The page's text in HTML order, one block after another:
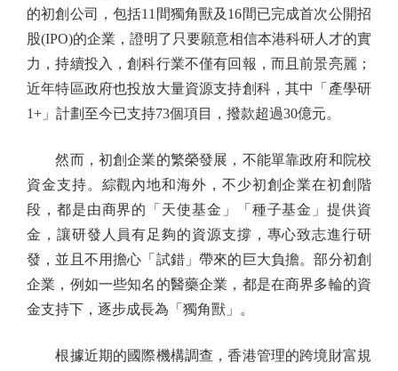
的初創公司，包括11間獨角獸及16間已完成首次公開招
股(IPO)的企業，證明了只要願意相信本港科研人才的實
力，持續投入，創科行業不僅有回報，而且前景亮麗；
近年特區政府也投放大量資源支持創科，其中「產學研
1+」計劃至今已支持73個項目，撥款超過30億元。
然而，初創企業的繁榮發展，不能單靠政府和院校
資金支持。綜觀內地和海外，不少初創企業在初創階
段，都是由商界的「天使基金」「種子基金」提供資
金，讓研發人員有足夠的資源支撐，專心致志進行研
發，並且不用擔心「試錯」帶來的巨大負擔。部分初創
企業，例如一些知名的醫藥企業，都是在商界多輪的資
金支持下，逐步成長為「獨角獸」。
根據近期的國際機構調查，香港管理的跨境財富規